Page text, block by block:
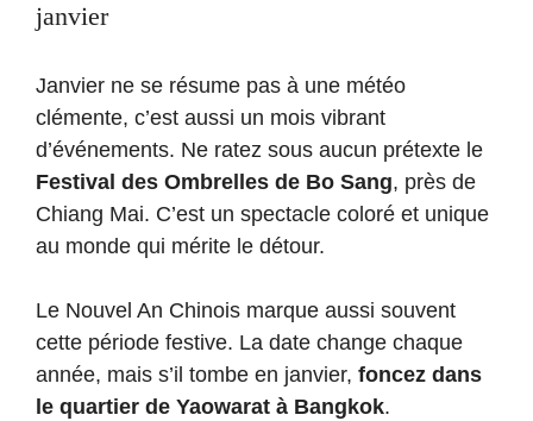
janvier
Janvier ne se résume pas à une météo
clémente, c’est aussi un mois vibrant
d’événements. Ne ratez sous aucun prétexte le
Festival des Ombrelles de Bo Sang, près de
Chiang Mai. C’est un spectacle coloré et unique
au monde qui mérite le détour.
Le Nouvel An Chinois marque aussi souvent
cette période festive. La date change chaque
année, mais s’il tombe en janvier, foncez dans
le quartier de Yaowarat à Bangkok.